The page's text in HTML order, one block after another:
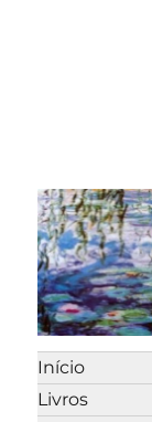
Início
Livros